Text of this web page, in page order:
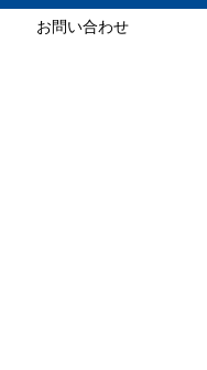
お問い合わせ